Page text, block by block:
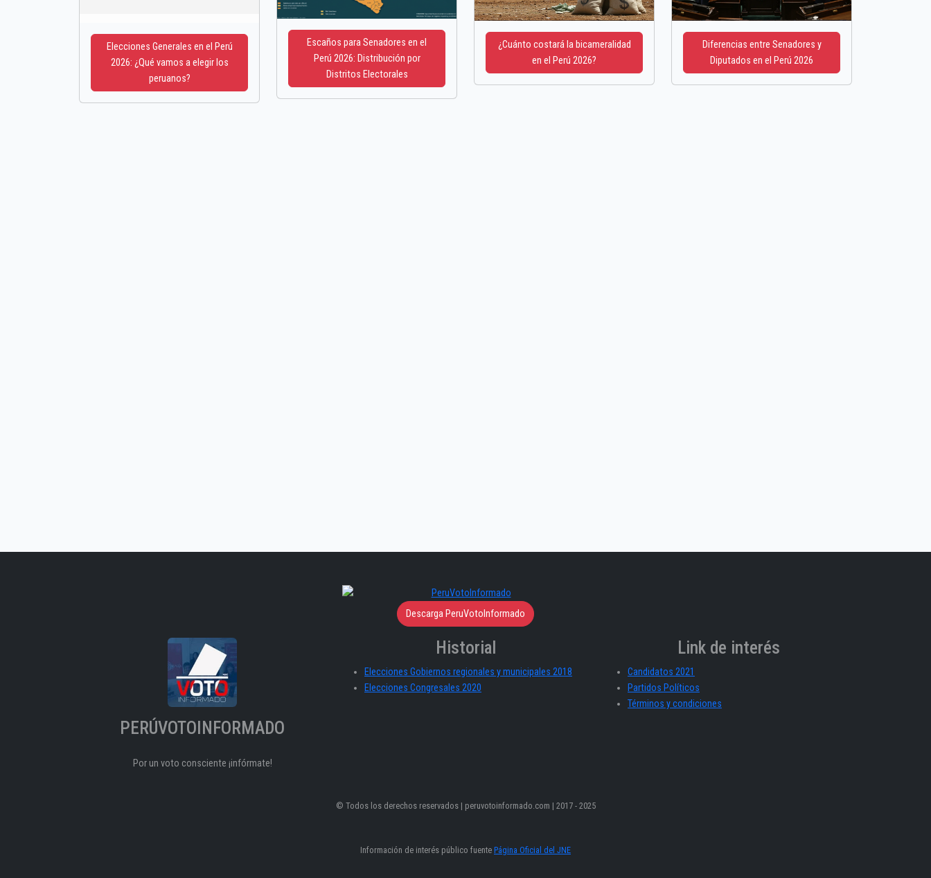
Elecciones Generales en el Perú
2026: ¿Qué vamos a elegir los
peruanos?
Escaños para Senadores en el
Perú 2026: Distribución por
Distritos Electorales
¿Cuánto costará la bicameralidad
en el Perú 2026?
Diferencias entre Senadores y
Diputados en el Perú 2026
Descarga PeruVotoInformado
PERÚVOTOINFORMADO
Por un voto consciente ¡infórmate!
Historial
Elecciones Gobiernos regionales y municipales 2018
Elecciones Congresales 2020
Link de interés
Candidatos 2021
Partidos Políticos
Términos y condiciones
© Todos los derechos reservados | peruvotoinformado.com | 2017 - 2025
Información de interés público fuente Página Oficial del JNE